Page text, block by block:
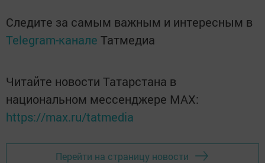
Следите за самым важным и интересным в
Telegram-канале Татмедиа
Читайте новости Татарстана в
национальном мессенджере MАХ:
https://max.ru/tatmedia
Перейти на страницу новости